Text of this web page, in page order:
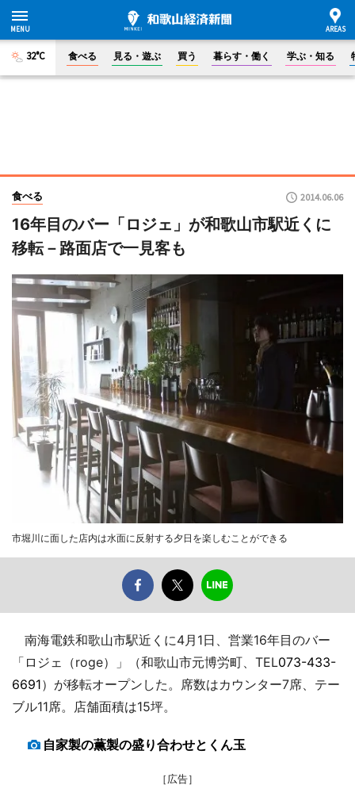
32°C 食べる 見る・遊ぶ 買う 暮らす・働く 学ぶ・知る
食べる 2014.06.06
16年目のバー「ロジェ」が和歌山市駅近くに
移転－路面店で一見客も
市堀川に面した店内は水面に反射する夕日を楽しむことができる
南海電鉄和歌山市駅近くに4月1日、営業16年目のバー
「ロジェ（roge）」（和歌山市元博労町、TEL073-433-
6691）が移転オープンした。席数はカウンター7席、テー
ブル11席。店舗面積は15坪。
自家製の薫製の盛り合わせとくん玉
［広告］